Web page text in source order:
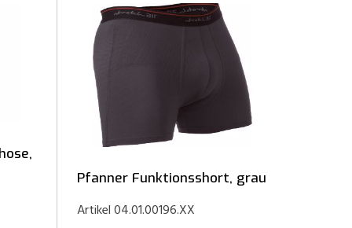
Pfanner Funktionsshort, grau
Artikel 04.01.00196.XX